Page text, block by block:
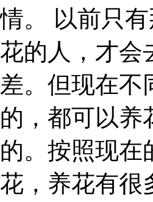
情。 以前只
花的人，才会
差。但现在不
的，都可以养
的。按照现在
花，养花有很